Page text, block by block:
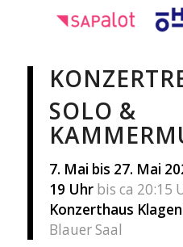
SOLO &
7. Mai bis 27. Mai
19 Uhr bis ca 20:15
Konzerthaus
Blauer Saal